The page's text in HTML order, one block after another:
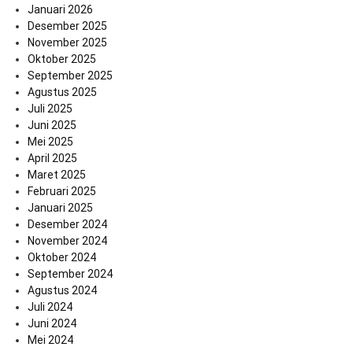
Januari 2026
Desember 2025
November 2025
Oktober 2025
September 2025
Agustus 2025
Juli 2025
Juni 2025
Mei 2025
April 2025
Maret 2025
Februari 2025
Januari 2025
Desember 2024
November 2024
Oktober 2024
September 2024
Agustus 2024
Juli 2024
Juni 2024
Mei 2024